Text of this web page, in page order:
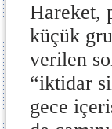
Hareket,
küçük
verilen
“iktidar
gece